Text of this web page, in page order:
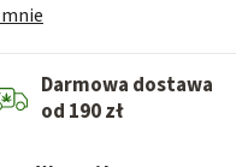
Darmowa dostawa
od 190 zł